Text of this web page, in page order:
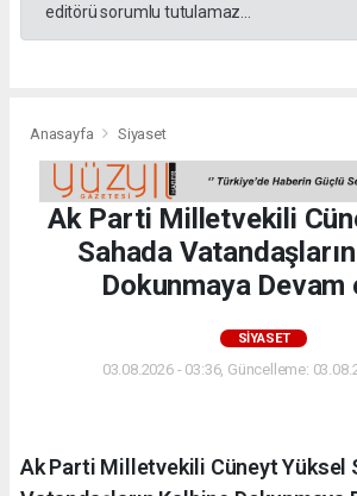
editörü sorumlu tutulamaz...
Anasayfa Siyaset
Ak Parti Milletvekili
Sahada
Dokunmaya Devam
SIYASET
03.08.2026 - 03:36, Güncelleme:
Ak Parti Milletvekili Cüneyt Yüksel